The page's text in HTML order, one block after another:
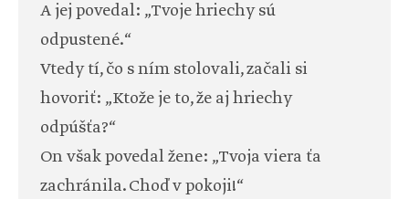
A jej povedal: „Tvoje hriechy sú
odpustené.“
Vtedy tí, čo s ním stolovali, začali si
hovoriť: „Ktože je to, že aj hriechy
odpúšťa?“
On však povedal žene: „Tvoja viera ťa
zachránila. Choď v pokoji!“